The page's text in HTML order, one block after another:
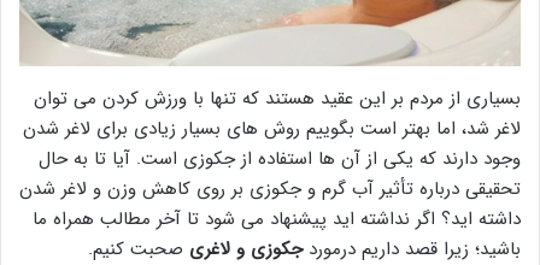
بسیاری از مردم بر این عقید هستند که تنها با ورزش کردن می توان
لاغر شد، اما بهتر است بگوییم روش های بسیار زیادی برای لاغر شدن
وجود دارند که یکی از آن ها استفاده از جکوزی است. آیا تا به حال
تحقیقی درباره تأثیر آب گرم و جکوزی بر روی کاهش وزن و لاغر شدن
داشته اید؟ اگر نداشته اید پیشنهاد می شود تا آخر مطالب همراه ما
باشید؛ زیرا قصد داریم درموردجکوزی و لاغری صحبت کنیم.